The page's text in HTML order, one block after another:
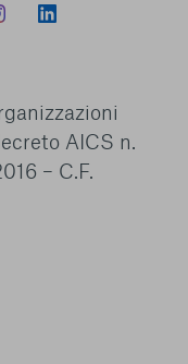
AICS n.
– C.F.